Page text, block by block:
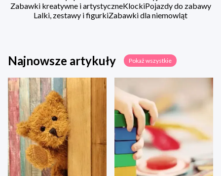
Zabawki kreatywne i artystyczneKlockiPojazdy do zabawy
Lalki, zestawy i figurkiZabawki dla niemowląt
Najnowsze artykuły Pokaż wszystkie